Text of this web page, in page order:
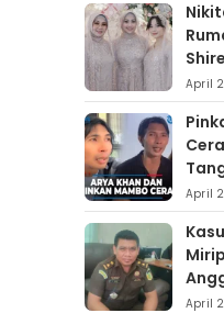
April
April
April